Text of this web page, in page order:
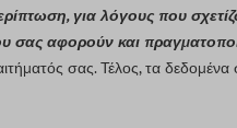
για λόγους που
αφορούν και
σας. Τέλος, τα